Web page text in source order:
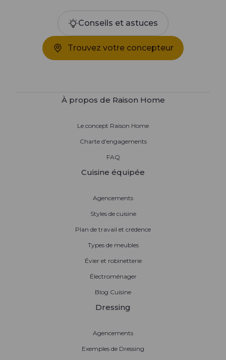
Conseils et astuces
Trouvez votre concepteur
À propos de Raison Home
Le concept Raison Home
Charte d'engagements
FAQ
Cuisine équipée
Agencements
Styles de cuisine
Plan de travail et crédence
Types de meubles
Évier et robinetterie
Électroménager
Blog Cuisine
Dressing
Agencements
Exemples de Dressing